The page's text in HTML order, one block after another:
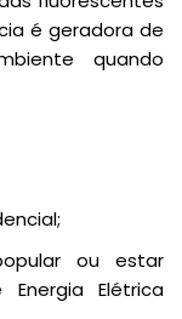
é geradora de
quando
ou estar
Elétrica